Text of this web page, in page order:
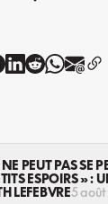
PEUT PAS SE
ESPOIRS » :
LEWIS
LEFEBVRE5